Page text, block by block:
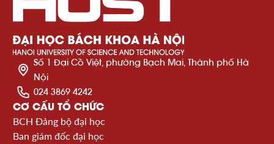
Số 1 Đại Cồ Việt, phường Bạch Mai, Thành phố Hà
Nội
024 3869 4242
CƠ CẤU TỔ CHỨC
BCH Đảng bộ đại học
Ban giám đốc đại học